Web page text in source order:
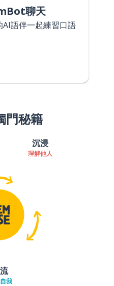
聊天
AI語伴一起練習口語
門秘籍
沉浸
理解他人
我